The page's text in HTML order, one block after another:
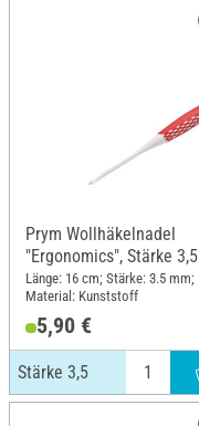
Prym Wollhäkelnadel
"Ergonomics", Stärke 3,5
Länge: 16 cm; Stärke: 3.5 mm;
Material: Kunststoff
5,90 €
Stärke 3,5